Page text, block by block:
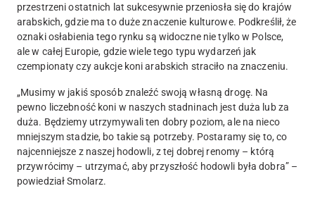
przestrzeni ostatnich lat sukcesywnie przeniosła się do krajów
arabskich, gdzie ma to duże znaczenie kulturowe. Podkreślił, że
oznaki osłabienia tego rynku są widoczne nie tylko w Polsce,
ale w całej Europie, gdzie wiele tego typu wydarzeń jak
czempionaty czy aukcje koni arabskich straciło na znaczeniu.
„Musimy w jakiś sposób znaleźć swoją własną drogę. Na
pewno liczebność koni w naszych stadninach jest duża lub za
duża. Będziemy utrzymywali ten dobry poziom, ale na nieco
mniejszym stadzie, bo takie są potrzeby. Postaramy się to, co
najcenniejsze z naszej hodowli, z tej dobrej renomy – którą
przywrócimy – utrzymać, aby przyszłość hodowli była dobra” –
powiedział Smolarz.